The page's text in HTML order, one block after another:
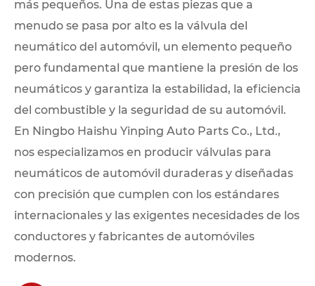
más pequeños. Una de estas piezas que a
menudo se pasa por alto es la válvula del
neumático del automóvil, un elemento pequeño
pero fundamental que mantiene la presión de los
neumáticos y garantiza la estabilidad, la eficiencia
del combustible y la seguridad de su automóvil.
En Ningbo Haishu Yinping Auto Parts Co., Ltd.,
nos especializamos en producir válvulas para
neumáticos de automóvil duraderas y diseñadas
con precisión que cumplen con los estándares
internacionales y las exigentes necesidades de los
conductores y fabricantes de automóviles
modernos.